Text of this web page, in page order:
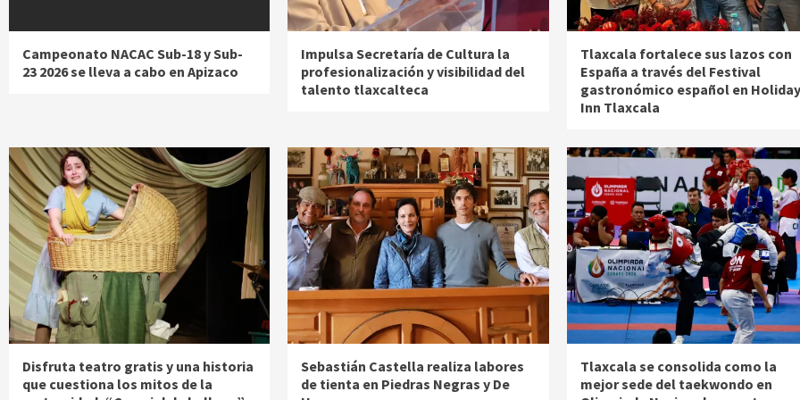
Campeonato NACAC Sub-18 y Sub-
23 2026 se lleva a cabo en Apizaco
Impulsa Secretaría de Cultura la
profesionalización y visibilidad del
talento tlaxcalteca
Tlaxcala fortalece sus lazos con
España a través del Festival
gastronómico español en Holiday
Inn Tlaxcala
Disfruta teatro gratis y una historia
que cuestiona los mitos de la
Sebastián Castella realiza labores
de tienta en Piedras Negras y De
Tlaxcala se consolida como la
mejor sede del taekwondo en